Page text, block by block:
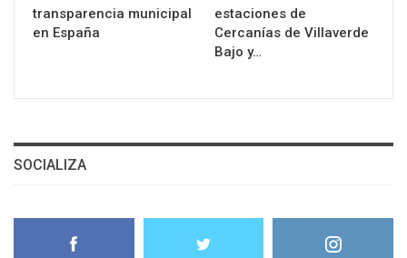
transparencia municipal
en España
estaciones de
Cercanías de Villaverde
Bajo y…
SOCIALIZA